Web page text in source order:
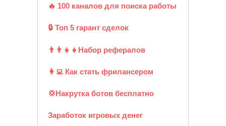
🔥 100 каналов для поиска работы
🔒 Топ 5 гарант сделок
👨‍👨‍👧‍👧Набор рефералов
👩‍💻 Как стать фрилансером
💢Накрутка ботов бесплатно
Заработок игровых денег